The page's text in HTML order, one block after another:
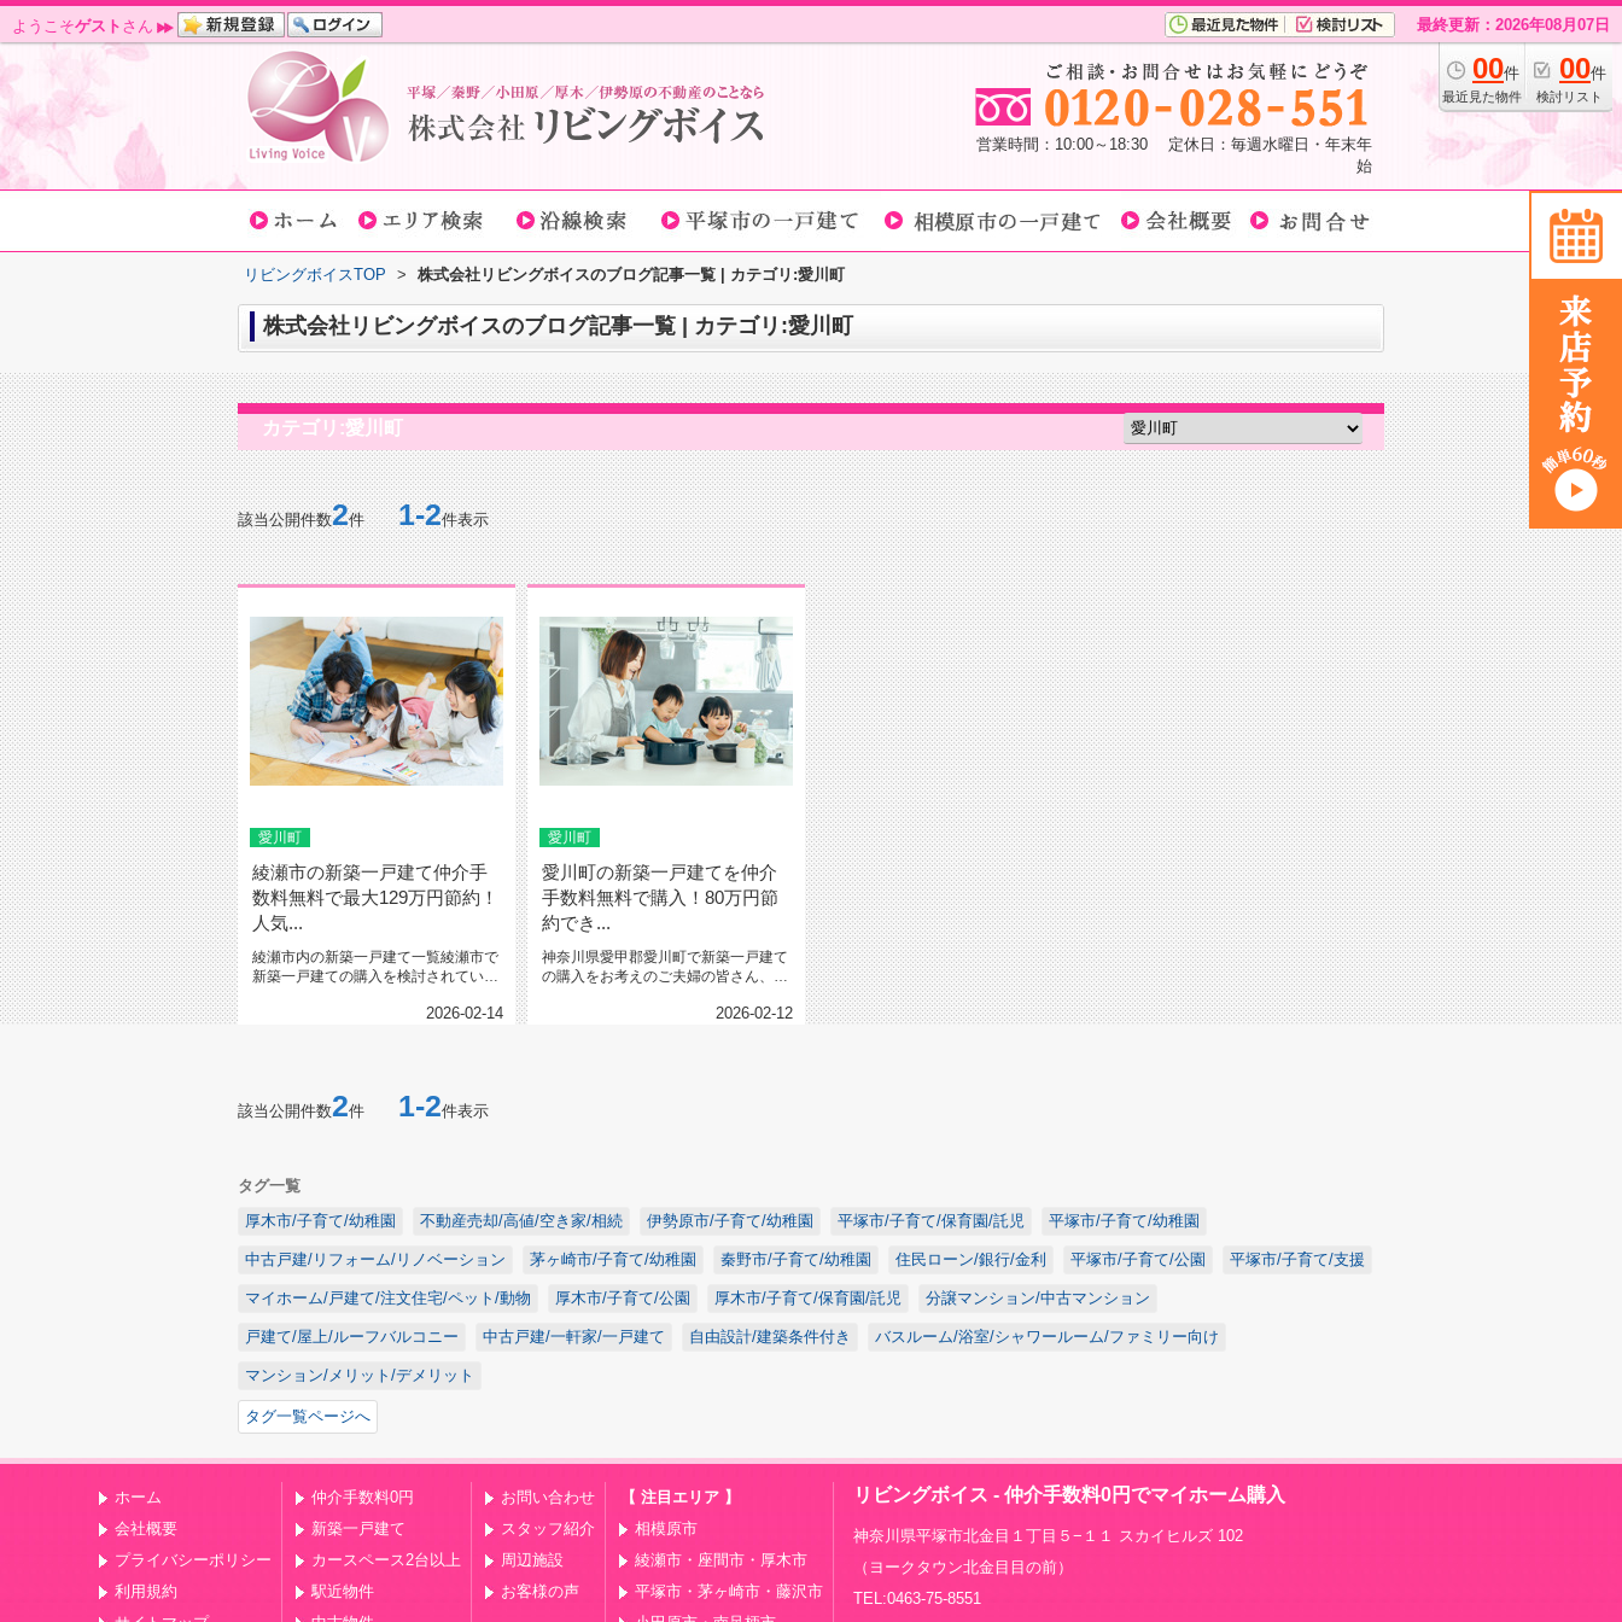
ようこそゲスト さん 最終更新：2026年08月07日
00件
最近見た物件
00件
検討リスト
営業時間：10:00～18:30 定休日：毎週水曜日・年末年
始
リビングボイスTOP > 株式会社リビングボイスのブログ記事一覧 | カテゴリ:愛川町
株式会社リビングボイスのブログ記事一覧 | カテゴリ:愛川町
カテゴリ:愛川町
該当公開件数2件1-2件表示
愛川町
綾瀬市の新築一戸建て仲介手
数料無料で最大129万円節約！
人気...
綾瀬市内の新築一戸建て一覧綾瀬市で
新築一戸建ての購入を検討されている
2026-02-14
愛川町
愛川町の新築一戸建てを仲介
手数料無料で購入！80万円節
約でき...
神奈川県愛甲郡愛川町で新築一戸建て
の購入をお考えのご夫婦の皆さん、マ
2026-02-12
該当公開件数2件 1-2件表示
タグ一覧
厚木市/子育て/幼稚園
不動産売却/高値/空き家/相続 伊勢原市/子育て/幼稚園 平塚市/子育て/保育園/託児 平塚市/子育て/幼稚園
中古戸建/リフォーム/リノベーション 茅ヶ崎市/子育て/幼稚園 秦野市/子育て/幼稚園 住民ローン/銀行/金利 平塚市/子育て/公園 平塚市/子育て/支援
マイホーム/戸建て/注文住宅/ペット/動物 厚木市/子育て/公園 厚木市/子育て/保育園/託児 分譲マンション/中古マンション
戸建て/屋上/ルーフバルコニー 中古戸建/一軒家/一戸建て 自由設計/建築条件付き バスルーム/浴室/シャワールーム/ファミリー向け
マンション/メリット/デメリット
タグ一覧ページへ
ホーム
会社概要
プライバシーポリシー
利用規約
仲介手数料0円
新築一戸建て
カースペース2台以上
駅近物件
お問い合わせ
スタッフ紹介
周辺施設
お客様の声
【 注目エリア 】
相模原市
綾瀬市・座間市・厚木市
平塚市・茅ヶ崎市・藤沢市
リビングボイス - 仲介手数料0円でマイホーム購入
神奈川県平塚市北金目１丁目５−１１ スカイヒルズ 102
（ヨークタウン北金目目の前）
TEL:0463-75-8551